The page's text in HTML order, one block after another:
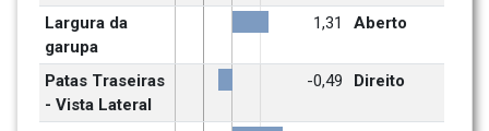
Largura da
garupa
1,31 Aberto
Patas Traseiras
- Vista Lateral
-0,49 Direito